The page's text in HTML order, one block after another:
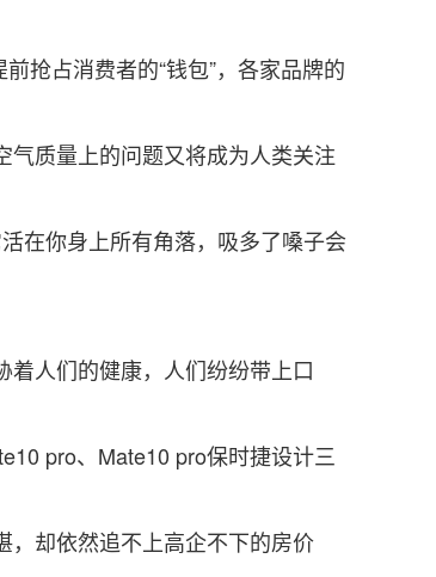
抢占消费者的“钱包”，各家品牌的
质量上的问题又将成为人类关注
在你身上所有角落，吸多了嗓子会
人们的健康，人们纷纷带上口
pro、Mate10 pro保时捷设计三
却依然追不上高企不下的房价